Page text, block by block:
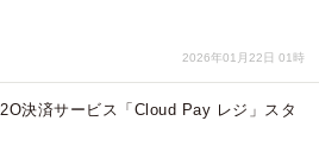
2026年01月22日 01時
決済サービス「Cloud Pay レジ」スタ